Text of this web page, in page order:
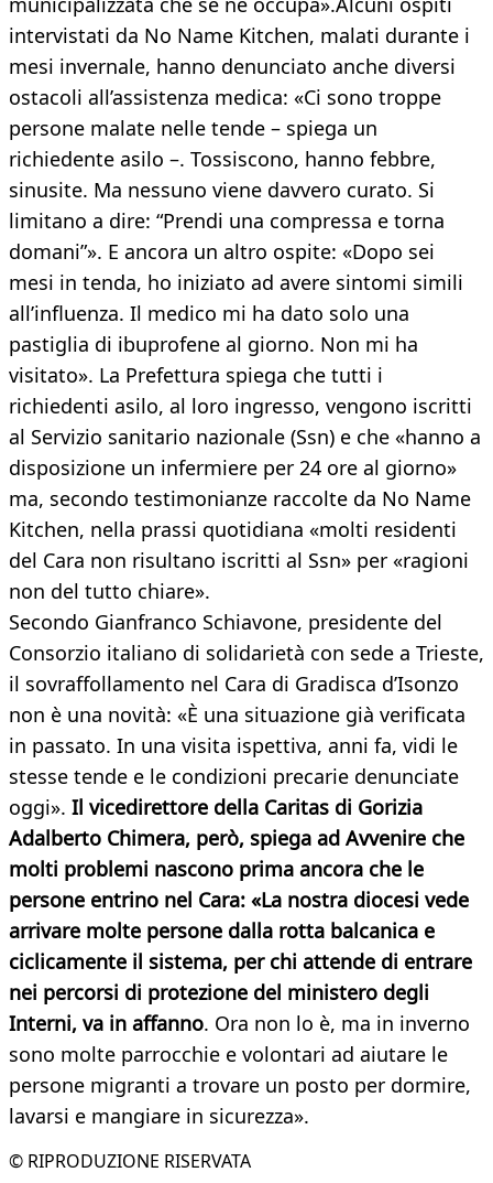
intervistati da No Name Kitchen, malati durante i
mesi invernale, hanno denunciato anche diversi
ostacoli all’assistenza medica: «Ci sono troppe
persone malate nelle tende – spiega un
richiedente asilo –. Tossiscono, hanno febbre,
sinusite. Ma nessuno viene davvero curato. Si
limitano a dire: “Prendi una compressa e torna
domani”». E ancora un altro ospite: «Dopo sei
mesi in tenda, ho iniziato ad avere sintomi simili
all’influenza. Il medico mi ha dato solo una
pastiglia di ibuprofene al giorno. Non mi ha
visitato». La Prefettura spiega che tutti i
richiedenti asilo, al loro ingresso, vengono iscritti
al Servizio sanitario nazionale (Ssn) e che «hanno a
disposizione un infermiere per 24 ore al giorno»
ma, secondo testimonianze raccolte da No Name
Kitchen, nella prassi quotidiana «molti residenti
del Cara non risultano iscritti al Ssn» per «ragioni
non del tutto chiare».
Secondo Gianfranco Schiavone, presidente del
Consorzio italiano di solidarietà con sede a Trieste,
il sovraffollamento nel Cara di Gradisca d’Isonzo
non è una novità: «È una situazione già verificata
in passato. In una visita ispettiva, anni fa, vidi le
stesse tende e le condizioni precarie denunciate
oggi». Il vicedirettore della Caritas di Gorizia
Adalberto Chimera, però, spiega ad Avvenire che
molti problemi nascono prima ancora che le
persone entrino nel Cara: «La nostra diocesi vede
arrivare molte persone dalla rotta balcanica e
ciclicamente il sistema, per chi attende di entrare
nei percorsi di protezione del ministero degli
Interni, va in affanno. Ora non lo è, ma in inverno
sono molte parrocchie e volontari ad aiutare le
persone migranti a trovare un posto per dormire,
lavarsi e mangiare in sicurezza».
© RIPRODUZIONE RISERVATA